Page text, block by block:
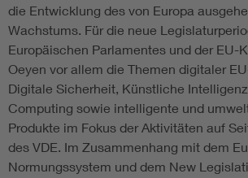
die Entwicklung des von Europa
Wachstums. Für die neue
Europäischen Parlamentes und der EU-
Oeyen vor allem die Themen digitaler
Digitale Sicherheit, Künstliche
Computing sowie intelligente und
Produkte im Fokus der Aktivitäten auf
des VDE. Im Zusammenhang mit dem
Normungssystem und dem New